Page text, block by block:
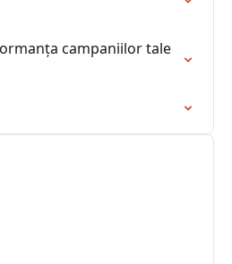
campaniilor tale